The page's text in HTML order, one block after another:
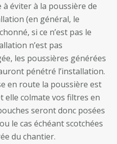
éviter à la poussière de
(en général, le
si ce n’est pas le
n’est pas
les poussières générées
pénétré l’installation.
en route la poussière est
elle colmate vos filtres en
seront donc posées
le cas échéant scotchées
du chantier.